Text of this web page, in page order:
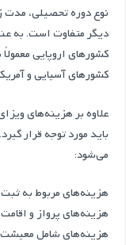
نوع دوره تحصیلی، مدت
دیگر متفاوت است. به
کشورهای اروپایی
کشورهای آسیایی و
علاوه بر هزینه‌های
باید مورد توجه قرار
می‌شود:
هزینه‌های مربوط به ثبت
هزینه‌های پرواز و
هزینه‌های شامل